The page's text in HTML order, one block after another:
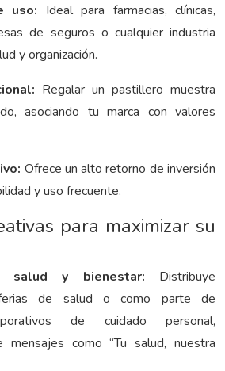
uso: Ideal para farmacias, clínicas,
de seguros o cualquier industria
y organización.
Regalar un pastillero muestra
asociando tu marca con valores
Ofrece un alto retorno de inversión
y uso frecuente.
para maximizar su
salud y bienestar: Distribuye
de salud o como parte de
de cuidado personal,
mensajes como “Tu salud, nuestra